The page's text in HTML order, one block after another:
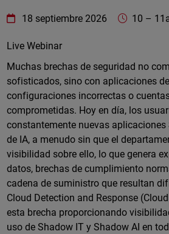
WatchGuard Technologies https://
18 septiembre 2026 10 –
Live Webinar
Muchas brechas de seguridad no
sofisticados, sino con aplicaciones
configuraciones incorrectas o
comprometidas. Hoy en día, los
constantemente nuevas aplicaciones
de IA, a menudo sin que el
visibilidad sobre ello, lo que genera
datos, brechas de cumplimiento
cadena de suministro que resultan
Cloud Detection and Response
esta brecha proporcionando
uso de Shadow IT y Shadow AI en